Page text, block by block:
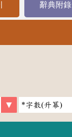
辭典附錄